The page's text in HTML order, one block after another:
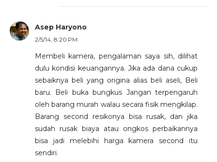
Asep Haryono
2/5/14, 8:20 PM
Membeli kamera, pengalaman saya sih, dilihat
dulu kondisi keuangannya. Jika ada dana cukup
sebaiknya beli yang origina alias beli aseli, Beli
baru. Beli buka bungkus Jangan terpengaruh
oleh barang murah walau secara fisik mengkilap.
Barang second resikonya bisa rusak, dan jika
sudah rusak biaya atau ongkos perbaikannya
bisa jadi melebihi harga kamera second itu
sendiri.